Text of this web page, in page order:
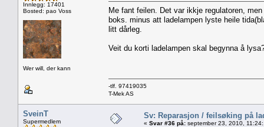
Innlegg: 17401
Bosted: pao Voss
Wer will, der kann
Me fant feilen. Det var ikkje regulatoren,
boks. minus att ladelampen lyste heile
litt dårleg.
Veit du korti ladelampen skal begynna å
-tlf. 97419035
T-Mek AS
SveinT
Supermedlem
Sv: Reparasjon / feilsøking på
« Svar #36 på: september 23, 2010,